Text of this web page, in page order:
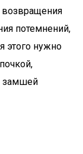
возвращения
потемнений,
этого нужно
замшей